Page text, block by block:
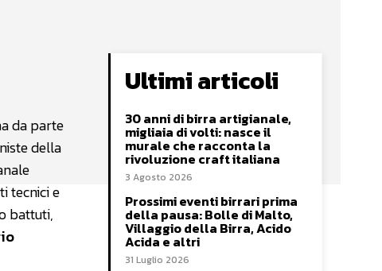
da parte
della
tecnici e
battuti,
Ultimi articoli
30 anni di birra artigianale,
migliaia di volti: nasce il
murale che racconta la
rivoluzione craft italiana
3 Agosto 2026
Prossimi eventi birrari prima
della pausa: Bolle di Malto,
Villaggio della Birra, Acido
Acida e altri
31 Luglio 2026